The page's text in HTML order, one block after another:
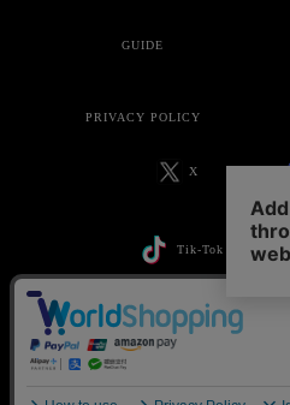
GUIDE
PRIVACY POLICY
X
Tik-Tok
Copyright © ankoROCK